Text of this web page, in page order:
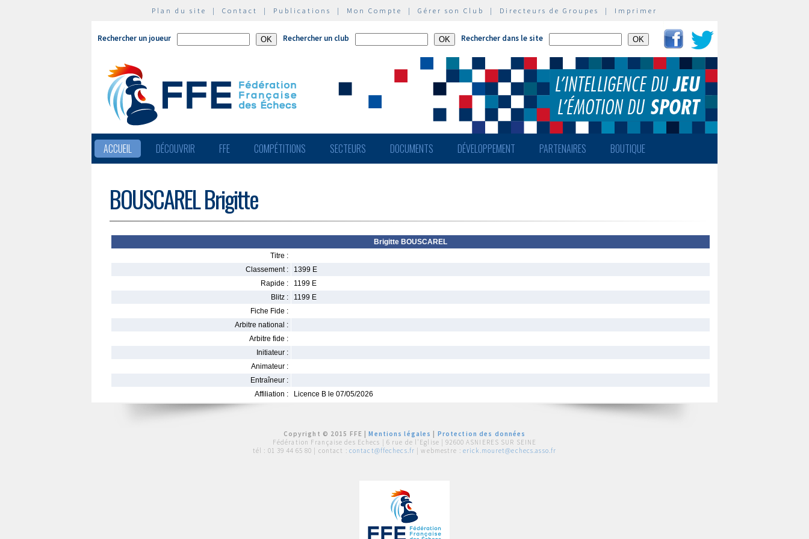
Plan du site | Contact | Publications | Mon Compte | Gérer son Club | Directeurs de Groupes | Imprimer
Rechercher un joueur Rechercher un club Rechercher dans le site
ACCUEIL DÉCOUVRIR FFE COMPÉTITIONS SECTEURS DOCUMENTS DÉVELOPPEMENT PARTENAIRES BOUTIQUE
BOUSCAREL Brigitte
Brigitte BOUSCAREL
Titre :
Classement :
1399 E
Rapide :
1199 E
Blitz :
1199 E
Fiche Fide :
Arbitre national :
Arbitre fide :
Initiateur :
Animateur :
Entraîneur :
Affiliation :
Licence B le 07/05/2026
Copyright © 2015 FFE |Mentions légales
Protection des données
Fédération Française des Echecs | 6 rue de l'Eglise | 92600 ASNIERES SUR SEINE
tél : 01 39 44 65 80 | contact : contact@ffechecs.fr | webmestre : erick.mouret@echecs.asso.fr